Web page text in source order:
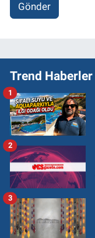
Gönder
Trend Haberler
1
2
3